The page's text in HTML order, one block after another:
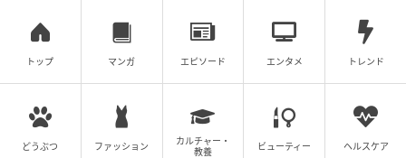
です。ねんきん定期便や年金事務所で、夫婦それぞれ
の老齢基礎年金、老齢厚生年金の内訳を確認しておく
ことが大切です。そのうえで、残された配偶者の生活
費を試算
しましょう。
毎月の固定費、医療費、介護費、住まいの修繕費を見
トップ マンガ エピソード エンタメ トレンド
どうぶつ ファッション
カルチャー・
教養
ビューティー ヘルスケア